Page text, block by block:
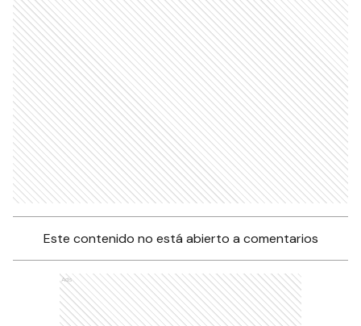
Este contenido no está abierto a comentarios
Ads